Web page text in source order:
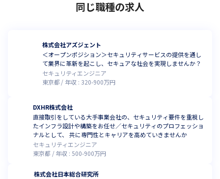
同じ職種の求人
株式会社アズジェント
＜オープンポジション＞セキュリティサービスの提供を通し
て業界に革新を起こし、セキュアな社会を実現しませんか？
セキュリティエンジニア
東京都
年収 : 320-900万円
DXHR株式会社
直接取引をしている大手事業会社の、セキュリティ要件を重視し
たインフラ設計や構築をお任せ／セキュリティのプロフェッショ
ナルとして、 共に専門性とキャリアを高めていきませんか
セキュリティエンジニア
東京都
年収 : 500-900万円
株式会社日本総合研究所